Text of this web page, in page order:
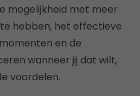
mogelijkheid met meer
hebben, het effectieve
en de
wanneer jij dat wilt,
voordelen.